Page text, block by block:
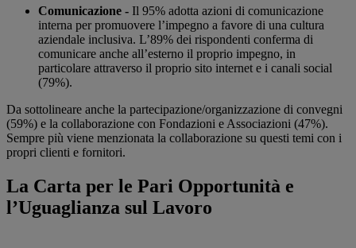
Comunicazione - Il 95% adotta azioni di comunicazione
interna per promuovere l’impegno a favore di una cultura
aziendale inclusiva. L’89% dei rispondenti conferma di
comunicare anche all’esterno il proprio impegno, in
particolare attraverso il proprio sito internet e i canali social
(79%).
Da sottolineare anche la partecipazione/organizzazione di convegni
(59%) e la collaborazione con Fondazioni e Associazioni (47%).
Sempre più viene menzionata la collaborazione su questi temi con i
propri clienti e fornitori.
La Carta per le Pari Opportunità e
l’Uguaglianza sul Lavoro